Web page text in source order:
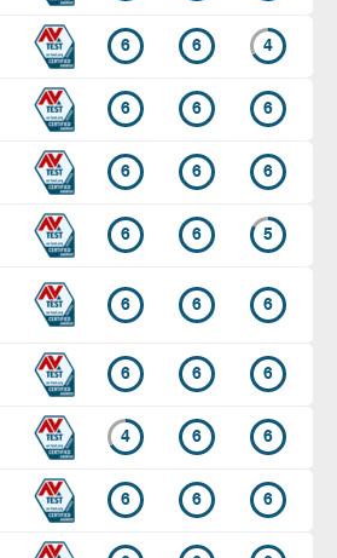
6 6 4
6 6 6
6 6 6
6 6 5
6 6 6
6 6 6
4 6 6
6 6 6